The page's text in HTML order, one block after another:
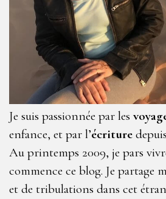
Je suis passionnée par les
enfance, et par l’écriture
Au printemps 2009, je pars
commence ce blog. Je partage
et de tribulations dans cet